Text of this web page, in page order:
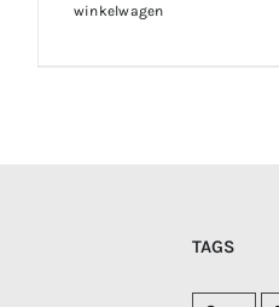
winkelwagen
TAGS